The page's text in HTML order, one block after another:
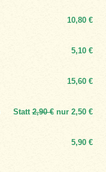
10,80 €
5,10 €
15,60 €
Statt2,90 €nur 2,50 €
5,90 €